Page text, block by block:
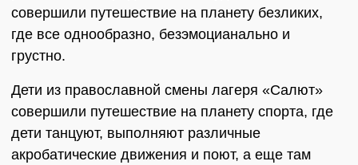
совершили путешествие на планету безликих,
где все однообразно, безэмоцианально и
грустно.
Дети из православной смены лагеря «Салют»
совершили путешествие на планету спорта, где
дети танцуют, выполняют различные
акробатические движения и поют, а еще там